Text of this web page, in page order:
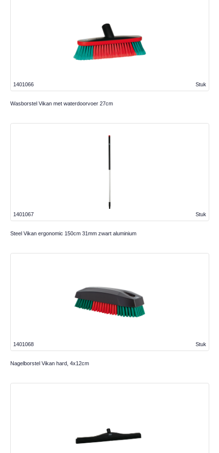
Stuk
1401066
Wasborstel Vikan met waterdoorvoer 27cm
Stuk
1401067
Steel Vikan ergonomic 150cm 31mm zwart aluminium
Stuk
1401068
Nagelborstel Vikan hard, 4x12cm